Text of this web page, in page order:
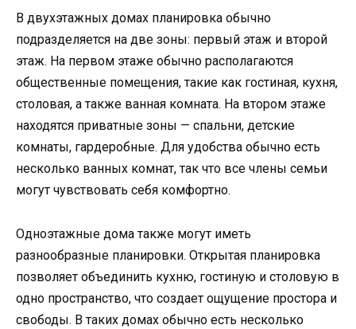
В двухэтажных домах планировка обычно
подразделяется на две зоны: первый этаж и второй
этаж. На первом этаже обычно располагаются
общественные помещения, такие как гостиная, кухня,
столовая, а также ванная комната. На втором этаже
находятся приватные зоны — спальни, детские
комнаты, гардеробные. Для удобства обычно есть
несколько ванных комнат, так что все члены семьи
могут чувствовать себя комфортно.
Одноэтажные дома также могут иметь
разнообразные планировки. Открытая планировка
позволяет объединить кухню, гостиную и столовую в
одно пространство, что создает ощущение простора и
свободы. В таких домах обычно есть несколько